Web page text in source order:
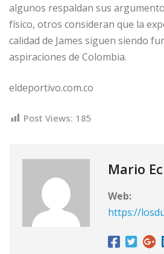
algunos respaldan sus
físico, otros consideran que la
calidad de James siguen siendo
aspiraciones de Colombia.
eldeportivo.com.co
Post Views: 185
Mario
Web:
https://